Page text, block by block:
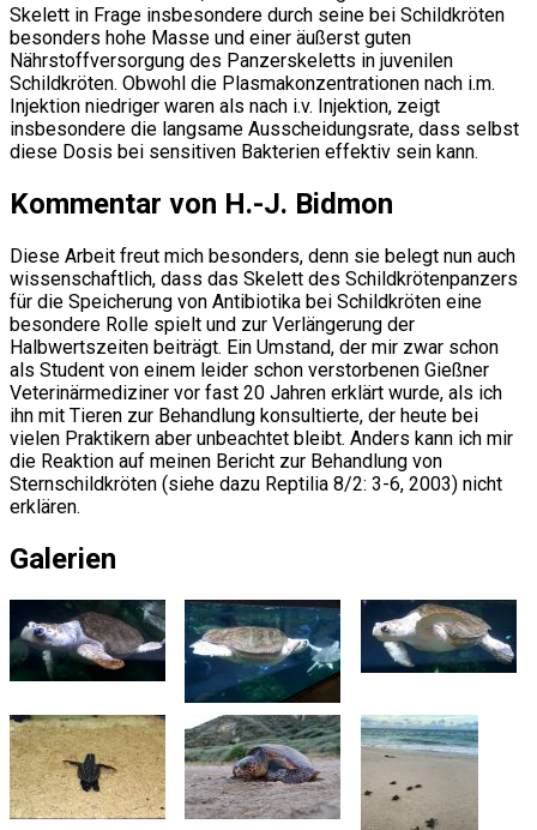
Skelett in Frage insbesondere durch seine bei Schildkröten
besonders hohe Masse und einer äußerst guten
Nährstoffversorgung des Panzerskeletts in juvenilen
Schildkröten. Obwohl die Plasmakonzentrationen nach i.m.
Injektion niedriger waren als nach i.v. Injektion, zeigt
insbesondere die langsame Ausscheidungsrate, dass selbst
diese Dosis bei sensitiven Bakterien effektiv sein kann.
Kommentar von H.-J. Bidmon
Diese Arbeit freut mich besonders, denn sie belegt nun auch
wissenschaftlich, dass das Skelett des Schildkrötenpanzers
für die Speicherung von Antibiotika bei Schildkröten eine
besondere Rolle spielt und zur Verlängerung der
Halbwertszeiten beiträgt. Ein Umstand, der mir zwar schon
als Student von einem leider schon verstorbenen Gießner
Veterinärmediziner vor fast 20 Jahren erklärt wurde, als ich
ihn mit Tieren zur Behandlung konsultierte, der heute bei
vielen Praktikern aber unbeachtet bleibt. Anders kann ich mir
die Reaktion auf meinen Bericht zur Behandlung von
Sternschildkröten (siehe dazu Reptilia 8/2: 3-6, 2003) nicht
erklären.
Galerien